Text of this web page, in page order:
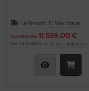
Lieferzeit: 10 Werktage
Sonderpreis 11.599,00 €
inkl. 19 % MwSt. zzgl. Versandkosten